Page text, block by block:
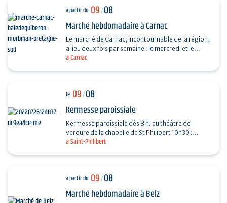
à Carnac
à partir du 09/08
Marché hebdomadaire à Carnac
Le marché de Carnac, incontournable de la région,
a lieu deux fois par semaine : le mercredi et le
dimanche, de 7h30 à13h, au parking de Saint-
à Saint-Philibert
le 09/08
Kermesse paroissiale
Kermesse paroissiale dès 8 h. au théâtre de
verdure de la chapelle de St Philibert 10h30 :
messe en plein air
à partir du 09/08
Marché hebdomadaire à Belz